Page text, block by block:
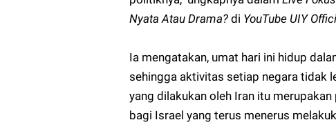
Nyata Atau Drama? di YouTube UIY
Ia mengatakan, umat hari ini hidup
sehingga aktivitas setiap negara tidak
yang dilakukan oleh Iran itu
bagi Israel yang terus menerus